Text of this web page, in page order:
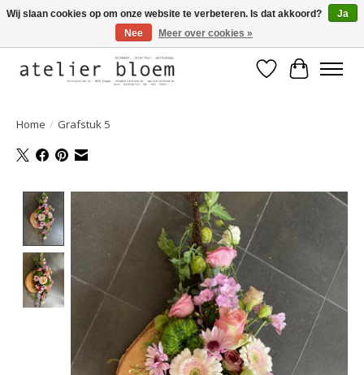
Welkom bij Atelier Bloem
Verlanglijst
Home / Grafstuk 5
Product image slideshow Items
Wij slaan cookies op om onze website te verbeteren. Is dat akkoord?
Ja
Nee
Meer over cookies »